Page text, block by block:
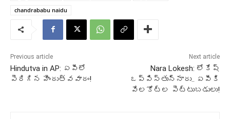
chandrababu naidu
Previous article
Hindutva in AP: ఏపీలో
పెరిగిన హిందుత్వవాదం!
Next article
Nara Lokesh: లోకేష్
ఒప్పిస్తున్నారు.. ఏపీకి
వేలకోట్ల పెట్టుబడులు!